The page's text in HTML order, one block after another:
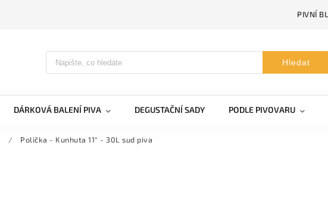
PIVNÍ
Hledat
DÁRKOVÁ BALENÍ PIVA DEGUSTAČNÍ SADY PODLE PIVOVARU
/ Polička - Kunhuta 11° - 30L sud piva